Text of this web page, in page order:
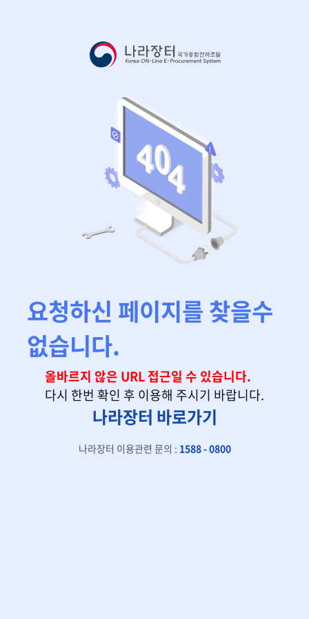
요청하신 페이지를 찾을수
없습니다.
올바르지 않은 URL 접근일 수 있습니다.
다시 한번 확인 후 이용해 주시기 바랍니다.
나라장터 바로가기
나라장터 이용관련 문의 : 1588 - 0800